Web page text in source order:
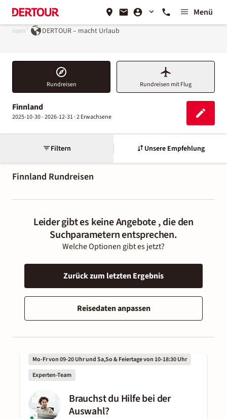
Menü
DERTOUR – macht Urlaub
Rundreisen Rundreisen mit Flug
Finnland
2025-10-30 - 2026-12-31 ·2 Erwachsene
Filtern Unsere Empfehlung
Finnland Rundreisen
Leider gibt es keine Angebote , die den
Suchparametern entsprechen.
Welche Optionen gibt es jetzt?
Zurück zum letzten Ergebnis
Reisedaten anpassen
Mo-Fr von 09-20 Uhr und Sa,So & Feiertage von 10-18:30 Uhr
Experten-Team
Brauchst du Hilfe bei der
Auswahl?